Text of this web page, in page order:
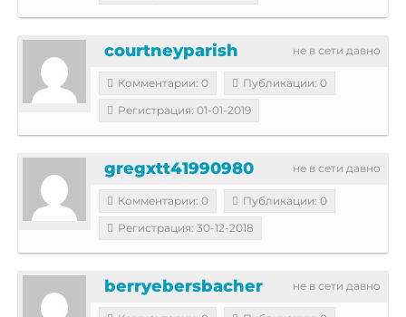
не в сети давно
courtneyparish
Комментарии: 0
Публикации: 0
Регистрация: 01-01-2019
не в сети давно
gregxtt41990980
Комментарии: 0
Публикации: 0
Регистрация: 30-12-2018
не в сети давно
berryebersbacher